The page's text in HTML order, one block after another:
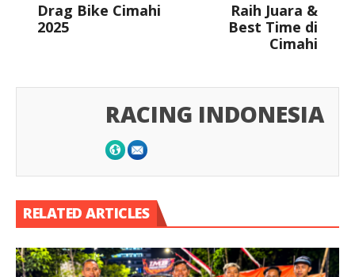
Drag Bike Cimahi
2025
Raih Juara &
Best Time di
Cimahi
RACING INDONESIA
RELATED ARTICLES